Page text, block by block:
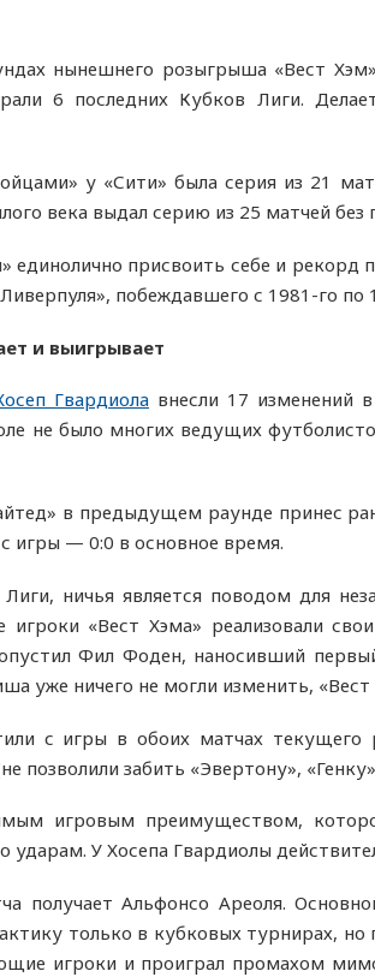
нынешнего розыгрыша «Вест
6 последних Кубков Лиги.
у «Сити» была серия из 21
века выдал серию из 25 матчей
единолично присвоить себе и рекорд
побеждавшего с 1981-го по
и выигрывает
Гвардиола внесли 17 изменений
не было многих ведущих
в предыдущем раунде принес
игры — 0:0 в основное время.
ничья является поводом для
игроки «Вест Хэма» реализовали
Фил Фоден, наносивший
уже ничего не могли изменить,
с игры в обоих матчах
позволили забить «Эвертону»,
игровым преимуществом,
ударам. У Хосепа Гвардиолы
получает Альфонсо Ареоля.
только в кубковых турнирах,
игроки и проиграл промахом